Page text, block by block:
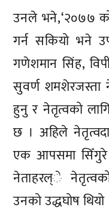
उनले भने,‘२०७७
गर्न सकियो भने
गणेशमान सिंह,
सुवर्ण
हुनु र नेतृत्वको
छ । अहिले
एक आपसमा
नेताहरल्े
उनको उद्धघोष थियो